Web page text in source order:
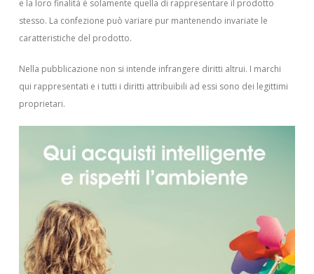
e la loro finalità è solamente quella di rappresentare il prodotto
stesso. La confezione può variare pur mantenendo invariate le
caratteristiche del prodotto.
Nella pubblicazione non si intende infrangere diritti altrui. I marchi
qui rappresentati e i tutti i diritti attribuibili ad essi sono dei legittimi
proprietari.